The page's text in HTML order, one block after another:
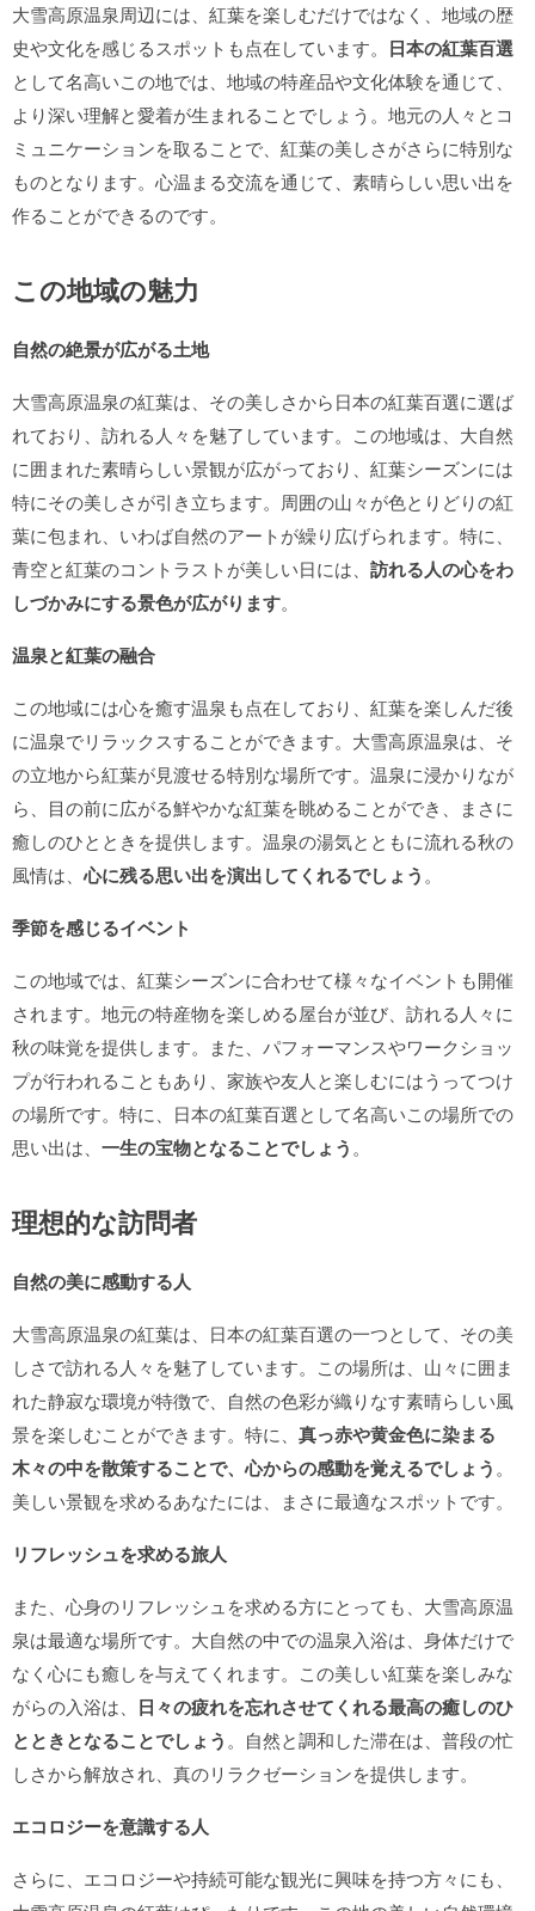
大雪高原温泉周辺には、紅葉を楽しむだけではなく、地域の歴
史や文化を感じるスポットも点在しています。 日本の紅葉百選
として名高いこの地では、地域の特産品や文化体験を通じて、
より深い理解と愛着が生まれることでしょう。地元の人々とコ
ミュニケーションを取ることで、紅葉の美しさがさらに特別な
ものとなります。心温まる交流を通じて、素晴らしい思い出を
作ることができるのです。
この地域の魅力
自然の絶景が広がる土地
大雪高原温泉の紅葉は、その美しさから日本の紅葉百選に選ば
れており、訪れる人々を魅了しています。この地域は、大自然
に囲まれた素晴らしい景観が広がっており、紅葉シーズンには
特にその美しさが引き立ちます。周囲の山々が色とりどりの紅
葉に包まれ、いわば自然のアートが繰り広げられます。特に、
青空と紅葉のコントラストが美しい日には、 訪れる人の心をわ
しづかみにする景色が広がります。
温泉と紅葉の融合
この地域には心を癒す温泉も点在しており、紅葉を楽しんだ後
に温泉でリラックスすることができます。大雪高原温泉は、そ
の立地から紅葉が見渡せる特別な場所です。温泉に浸かりなが
ら、目の前に広がる鮮やかな紅葉を眺めることができ、まさに
癒しのひとときを提供します。温泉の湯気とともに流れる秋の
風情は、心に残る思い出を演出してくれるでしょう 。
季節を感じるイベント
この地域では、紅葉シーズンに合わせて様々なイベントも開催
されます。地元の特産物を楽しめる屋台が並び、訪れる人々に
秋の味覚を提供します。また、パフォーマンスやワークショッ
プが行われることもあり、家族や友人と楽しむにはうってつけ
の場所です。特に、日本の紅葉百選として名高いこの場所での
思い出は、 一生の宝物となることでしょう 。
理想的な訪問者
自然の美に感動する人
大雪高原温泉の紅葉は、日本の紅葉百選の一つとして、その美
しさで訪れる人々を魅了しています。この場所は、山々に囲ま
れた静寂な環境が特徴で、自然の色彩が織りなす素晴らしい風
景を楽しむことができます。特に、 真っ赤や黄金色に染まる
木々の中を散策することで、心からの感動を覚えるでしょう 。
美しい景観を求めるあなたには、まさに最適なスポットです。
リフレッシュを求める旅人
また、心身のリフレッシュを求める方にとっても、大雪高原温
泉は最適な場所です。大自然の中での温泉入浴は、身体だけで
なく心にも癒しを与えてくれます。この美しい紅葉を楽しみな
がらの入浴は、 日々の疲れを忘れさせてくれる最高の癒しのひ
とときとなることでしょう 。自然と調和した滞在は、普段の忙
しさから解放され、真のリラクゼーションを提供します。
エコロジーを意識する人
さらに、エコロジーや持続可能な観光に興味を持つ方々にも、